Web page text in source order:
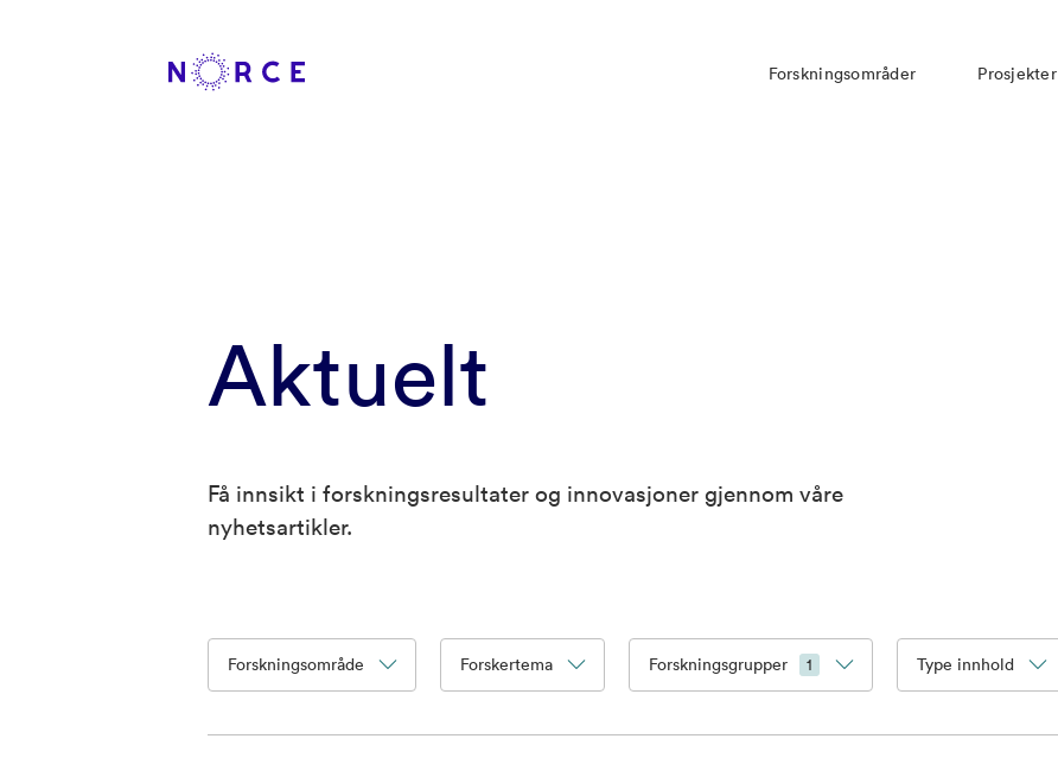
Forskningsområder Prosjekter
Aktuelt
Få innsikt i forskningsresultater og innovasjoner gjennom våre
nyhetsartikler.
Forskningsområde Forskertema Forskningsgrupper 1 Type innhold